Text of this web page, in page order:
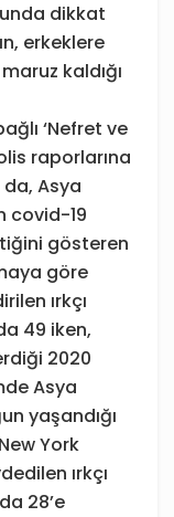
dikkat
erkeklere
kaldığı
‘Nefret ve
raporlarına
Asya
covid-19
gösteren
göre
ırkçı
49 iken,
2020
Asya
yaşandığı
York
ırkçı
28’e